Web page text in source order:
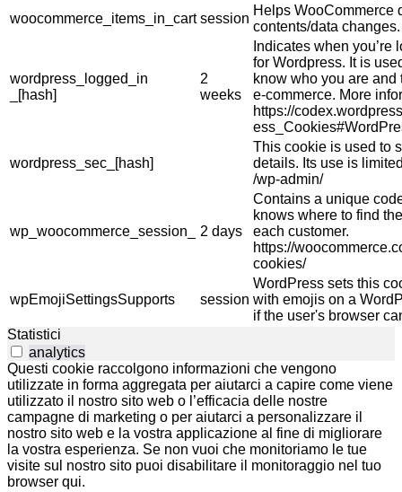
woocommerce_items_in_cart session
Helps WooCommerce
contents/data changes.
wordpress_logged_in
_[hash]
2
weeks
Indicates when
for Wordpress. It is
know who you are
e-commerce. More
https://
wordpress_sec_[hash]
This cookie is used to
details. Its use is
/wp-admin/
wp_woocommerce_session_ 2 days
Contains a unique
knows where to find
each customer.
https://
cookies/
wpEmojiSettingsSupports session
WordPress sets this
with emojis on a
if the user's browser
Statistici
analytics
Questi cookie raccolgono informazioni che vengono
utilizzate in forma aggregata per aiutarci a capire come viene
utilizzato il nostro sito web o l’efficacia delle nostre
campagne di marketing o per aiutarci a personalizzare il
nostro sito web e la vostra applicazione al fine di migliorare
la vostra esperienza. Se non vuoi che monitoriamo le tue
visite sul nostro sito puoi disabilitare il monitoraggio nel tuo
browser qui.